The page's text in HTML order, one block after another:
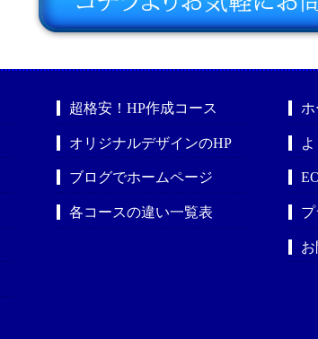
超格安！HP作成コース
オリジナルデザインのHP
ブログでホームページ
各コースの違い一覧表